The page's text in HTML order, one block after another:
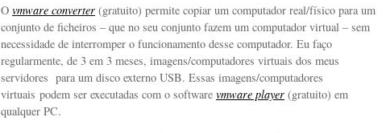
O vmware converter (gratuito) permite copiar um computador real/físico para um
conjunto de ficheiros – que no seu conjunto fazem um computador virtual – sem
necessidade de interromper o funcionamento desse computador. Eu faço
regularmente, de 3 em 3 meses, imagens/computadores virtuais dos meus
servidores para um disco externo USB. Essas imagens/computadores
virtuais podem ser executadas com o software vmware player (gratuito) em
qualquer PC.